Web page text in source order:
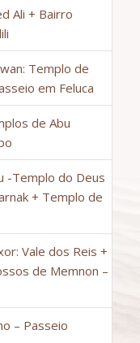
Ali + Bairro
Templo de
em Feluca
de Abu
-Templo do Deus
+ Templo de
Vale dos Reis +
de Memnon –
– Passeio